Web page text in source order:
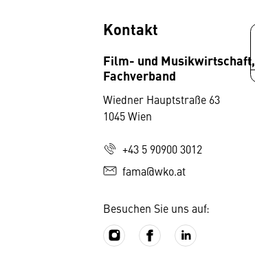
Kontakt
Film- und Musikwirtschaft,
Fachverband
Wiedner Hauptstraße 63
1045 Wien
+43 5 90900 3012
fama@wko.at
Besuchen Sie uns auf: